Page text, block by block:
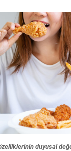
duyusal